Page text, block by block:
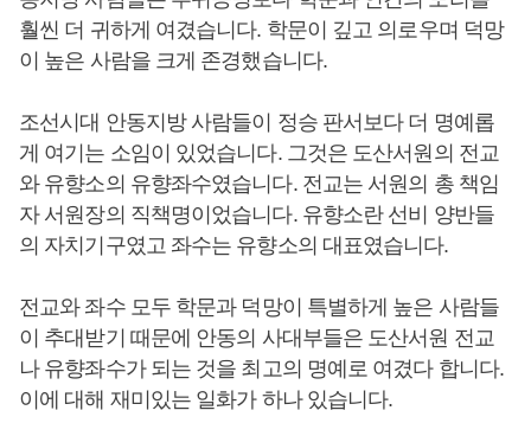
훨씬 더 귀하게 여겼습니다. 학문이 깊고 의로우며 덕망
이 높은 사람을 크게 존경했습니다.
조선시대 안동지방 사람들이 정승 판서보다 더 명예롭
게 여기는 소임이 있었습니다. 그것은 도산서원의 전교
와 유향소의 유향좌수였습니다. 전교는 서원의 총 책임
자 서원장의 직책명이었습니다. 유향소란 선비 양반들
의 자치기구였고 좌수는 유향소의 대표였습니다.
전교와 좌수 모두 학문과 덕망이 특별하게 높은 사람들
이 추대받기 때문에 안동의 사대부들은 도산서원 전교
나 유향좌수가 되는 것을 최고의 명예로 여겼다 합니다.
이에 대해 재미있는 일화가 하나 있습니다.